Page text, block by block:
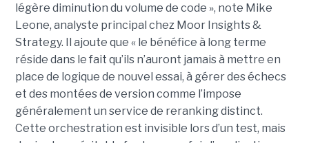
légère diminution du volume de code », note Mike
Leone, analyste principal chez Moor Insights &
Strategy. Il ajoute que « le bénéfice à long terme
réside dans le fait qu’ils n’auront jamais à mettre en
place de logique de nouvel essai, à gérer des échecs
et des montées de version comme l’impose
généralement un service de reranking distinct.
Cette orchestration est invisible lors d’un test, mais